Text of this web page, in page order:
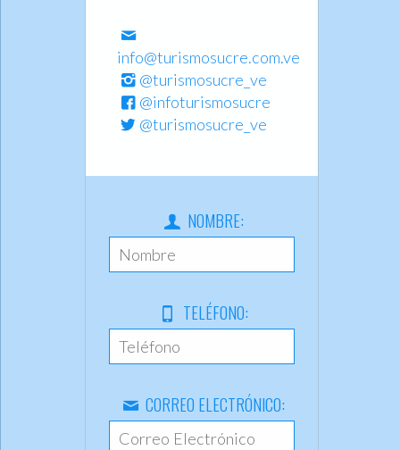
info@turismosucre.com.ve
@turismosucre_ve
@infoturismosucre
@turismosucre_ve
NOMBRE:
TELÉFONO:
CORREO ELECTRÓNICO: